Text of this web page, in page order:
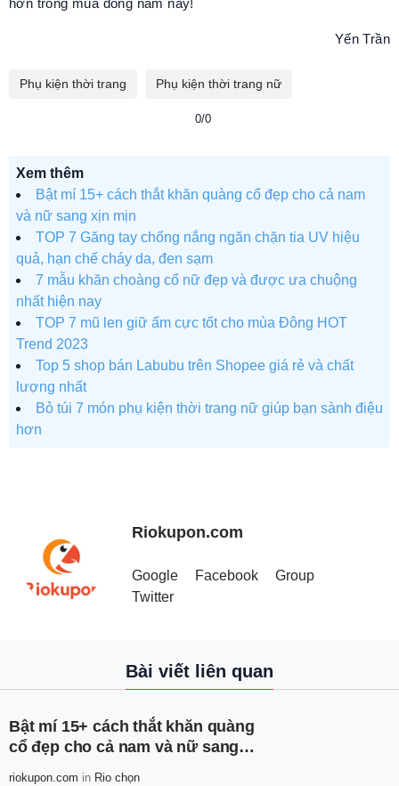
Yến Trần
Phụ kiện thời trang Phụ kiện thời trang nữ
0/0
Xem thêm
Bật mí 15+ cách thắt khăn quàng cổ đẹp cho cả nam
và nữ sang xịn mịn
TOP 7 Găng tay chống nắng ngăn chặn tia UV hiệu
quả, hạn chế cháy da, đen sạm
7 mẫu khăn choàng cổ nữ đẹp và được ưa chuộng
nhất hiện nay
TOP 7 mũ len giữ ấm cực tốt cho mùa Đông HOT
Trend 2023
Top 5 shop bán Labubu trên Shopee giá rẻ và chất
lượng nhất
Bỏ túi 7 món phụ kiện thời trang nữ giúp bạn sành điệu
hơn
Riokupon.com
Google Facebook
Group
Twitter
Bài viết liên quan
Bật mí 15+ cách thắt khăn quàng
cổ đẹp cho cả nam và nữ sang
riokupon.com in Rio chọn